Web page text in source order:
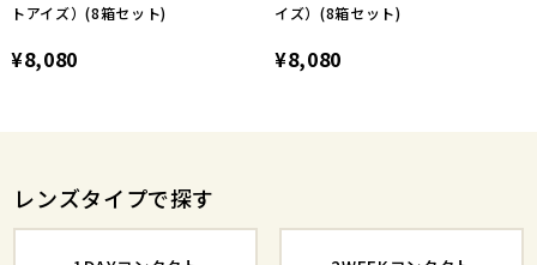
トアイズ）(8箱セット)
¥8,080
イズ）(8箱セット)
¥8,080
レンズタイプで探す